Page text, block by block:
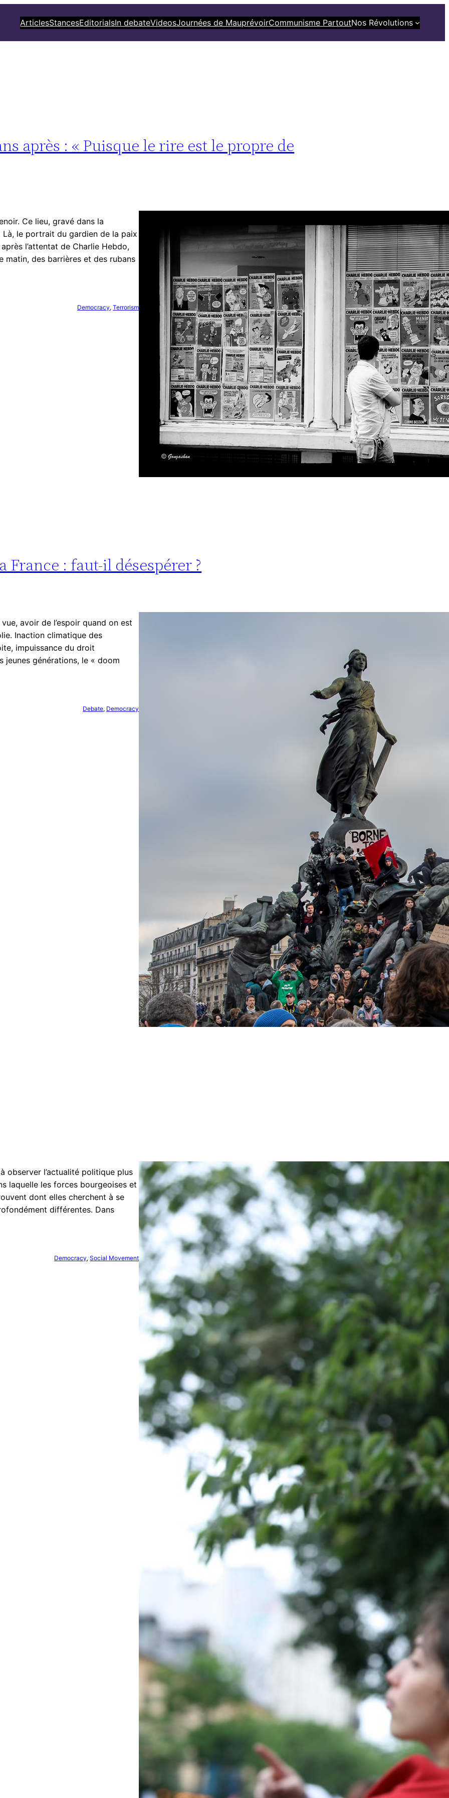
ArticlesStancesEditorialsIn debateVideosJournées de MauprévoirCommunisme PartoutNos Révolutions
après : « Puisque le rire est le propre de
Ce lieu, gravé dans la
Là, le portrait du gardien de la paix
l’attentat de Charlie Hebdo,
matin, des barrières et des rubans
Democracy, Terrorism
France : faut-il désespérer ?
avoir de l’espoir quand on est
Inaction climatique des
impuissance du droit
générations, le « doom
Debate, Democracy
observer l’actualité politique plus
laquelle les forces bourgeoises et
dont elles cherchent à se
différentes. Dans
Democracy, Social Movement